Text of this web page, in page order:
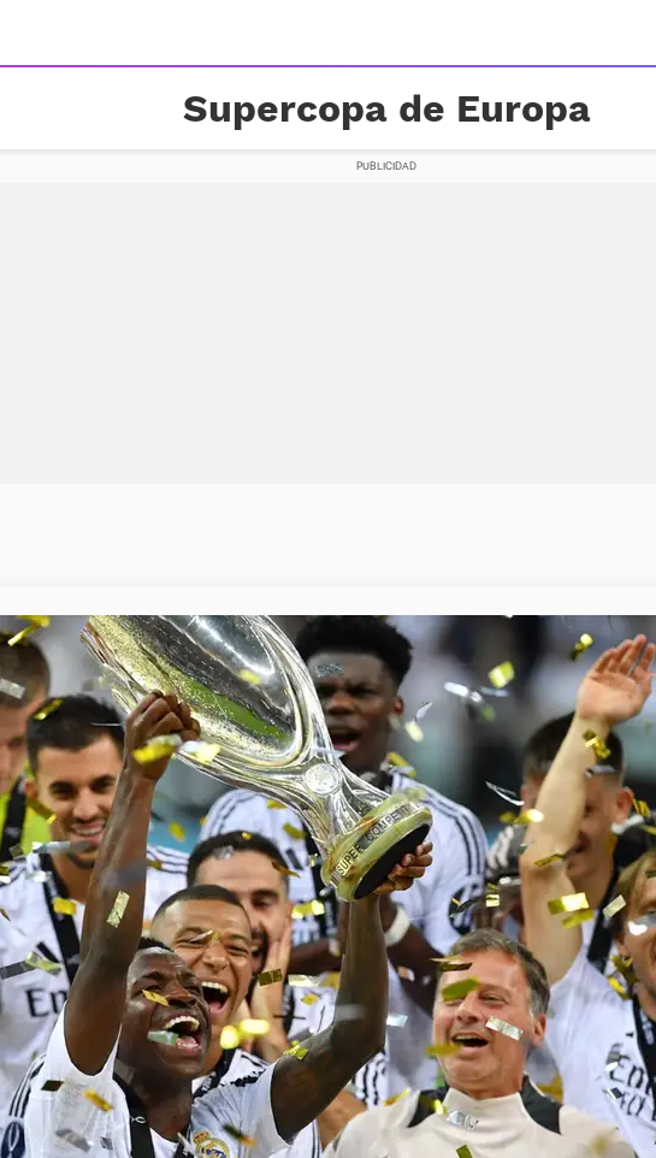
Supercopa de Europa